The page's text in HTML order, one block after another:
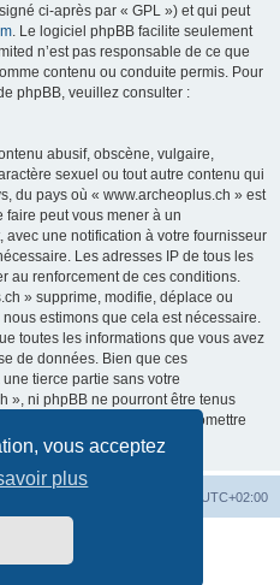
vous acceptez
plus
ci-après par « GPL ») et qui peut
. Le logiciel phpBB facilite seulement
n’est pas responsable de ce que
contenu ou conduite permis. Pour
phpBB, veuillez consulter :
abusif, obscène, vulgaire,
sexuel ou tout autre contenu qui
du pays où « www.archeoplus.ch » est
peut vous mener à un
une notification à votre fournisseur
Les adresses IP de tous les
au renforcement de ces conditions.
» supprime, modifie, déplace ou
estimons que cela est nécessaire.
toutes les informations que vous avez
de données. Bien que ces
tierce partie sans votre
», ni phpBB ne pourront être tenus
de piratage visant à compromettre
UTC+02:00
Software © phpBB Limited
phpBB-fr.com